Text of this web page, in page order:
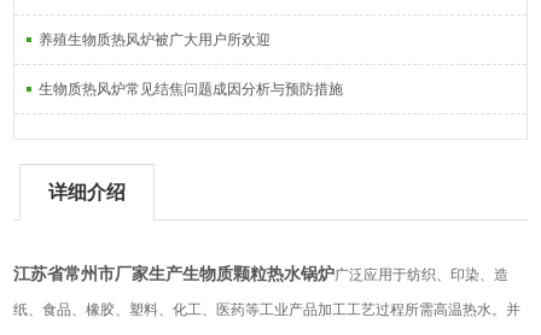
养殖生物质热风炉被广大用户所欢迎
生物质热风炉常见结焦问题成因分析与预防措施
详细介绍
江苏省常州市厂家生产生物质颗粒热水锅炉广泛应用于纺织、印染、造
纸、食品、橡胶、塑料、化工、医药等工业产品加工工艺过程所需高温热水。并